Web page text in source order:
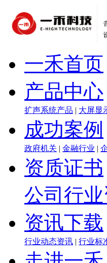
一禾首页
产品中心
扩声系统产品 | 大屏显
成功案例
政府机关 | 金融行业 |
资质证书
公司行
资讯下载
行业动态资讯 | 行业标